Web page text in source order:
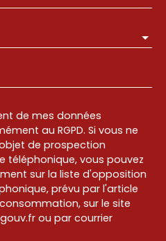
de mes données
au RGPD. Si vous ne
de prospection
téléphonique, vous pouvez
sur la liste d'opposition
prévu par l'article
sur le site
ou par courrier